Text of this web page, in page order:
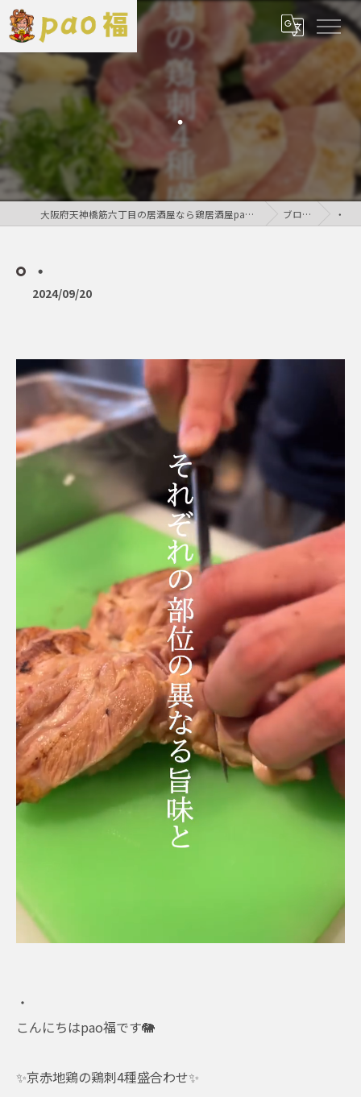
・
大阪府天神橋筋六丁目の居酒屋なら鶏居酒屋pao福 ブログ ・
・
2024/09/20
・
こんにちはpao福です🐘
✨京赤地鶏の鶏刺4種盛合わせ✨